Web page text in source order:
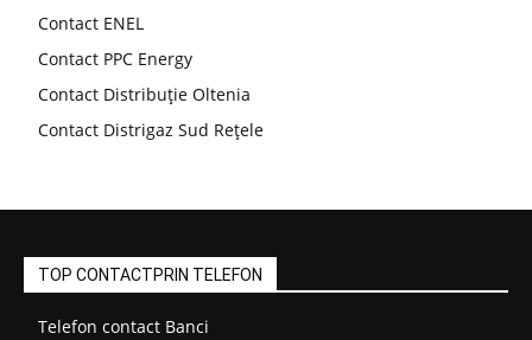
Contact ENEL
Contact PPC Energy
Contact Distribuție Oltenia
Contact Distrigaz Sud Rețele
TOP CONTACTPRIN TELEFON
Telefon contact Banci